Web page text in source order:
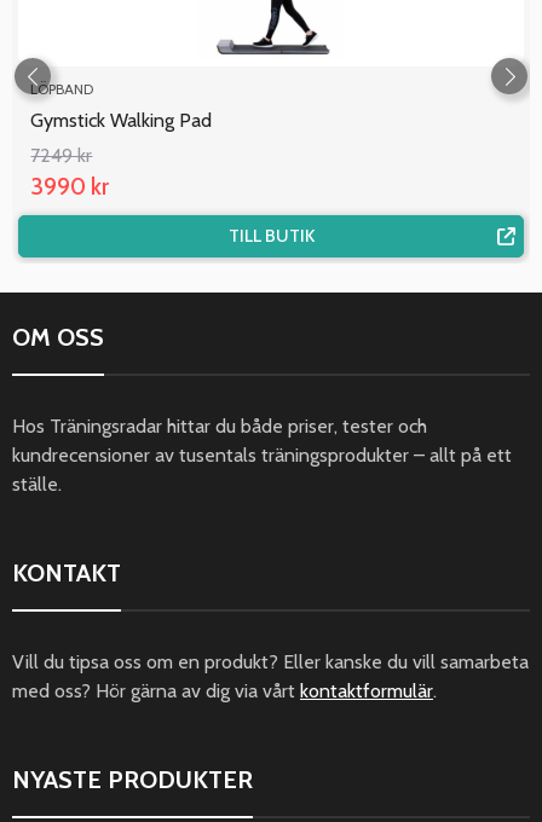
LÖPBAND
Gymstick Walking Pad
7249 kr
3990 kr
TILL BUTIK
OM OSS
Hos Träningsradar hittar du både priser, tester och
kundrecensioner av tusentals träningsprodukter – allt på ett
ställe.
KONTAKT
Vill du tipsa oss om en produkt? Eller kanske du vill samarbeta
med oss? Hör gärna av dig via vårt kontaktformulär.
NYASTE PRODUKTER